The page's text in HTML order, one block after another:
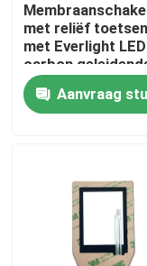
Contacteer ons
Het Comité
De schakelaar
met reliëf
met Everlight
carbon
laag
Aanvraag